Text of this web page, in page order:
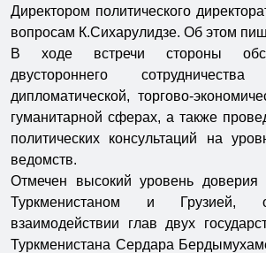
Директором политического
вопросам К.Сихарулидзе. Об этом
В ходе встречи стороны
двустороннего
дипломатической, торгово-
гуманитарной сферах, а также
политических консультаций на
ведомств.
Отмечен высокий уровень
Туркменистаном и Грузией,
взаимодействии глав двух
Туркменистана Сердара